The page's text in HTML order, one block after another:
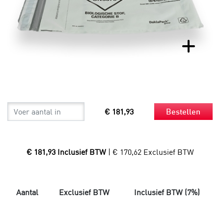
€ 181,93 Bestellen
€ 181,93 Inclusief BTW | € 170,62 Exclusief BTW
Aantal Exclusief BTW Inclusief BTW (7%)